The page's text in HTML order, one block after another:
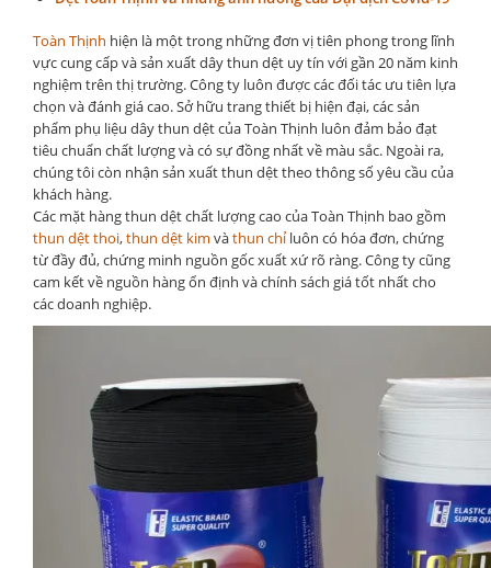
Toàn Thịnh hiện là một trong những đơn vị tiên phong trong lĩnh
vực cung cấp và sản xuất dây thun dệt uy tín với gần 20 năm kinh
nghiệm trên thị trường. Công ty luôn được các đối tác ưu tiên lựa
chọn và đánh giá cao. Sở hữu trang thiết bị hiện đại, các sản
phẩm phụ liệu dây thun dệt của Toàn Thịnh luôn đảm bảo đạt
tiêu chuẩn chất lượng và có sự đồng nhất về màu sắc. Ngoài ra,
chúng tôi còn nhận sản xuất thun dệt theo thông số yêu cầu của
khách hàng.
Các mặt hàng thun dệt chất lượng cao của Toàn Thịnh bao gồm
thun dệt thoi,thun dệt kim vàthun chỉ luôn có hóa đơn, chứng
từ đầy đủ, chứng minh nguồn gốc xuất xứ rõ ràng. Công ty cũng
cam kết về nguồn hàng ổn định và chính sách giá tốt nhất cho
các doanh nghiệp.